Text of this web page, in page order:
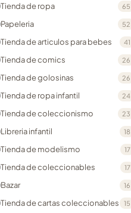
Tienda de ropa 65
Papeleria 52
Tienda de articulos para bebes 41
Tienda de comics 26
Tienda de golosinas 26
Tienda de ropa infantil 24
Tienda de coleccionismo 23
Libreria infantil 18
Tienda de modelismo 17
Tienda de coleccionables 17
Bazar 16
Tienda de cartas coleccionables 15